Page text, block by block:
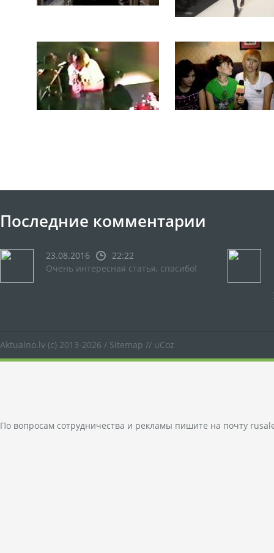
Последние комментарии
23.08.2016
22:22
Очень интересная статья, спасибо!
Aktualno.lv (c) 2013-2026 / Sitemap // uCoz
По вопросам сотрудничества и рекламы пишите на почту